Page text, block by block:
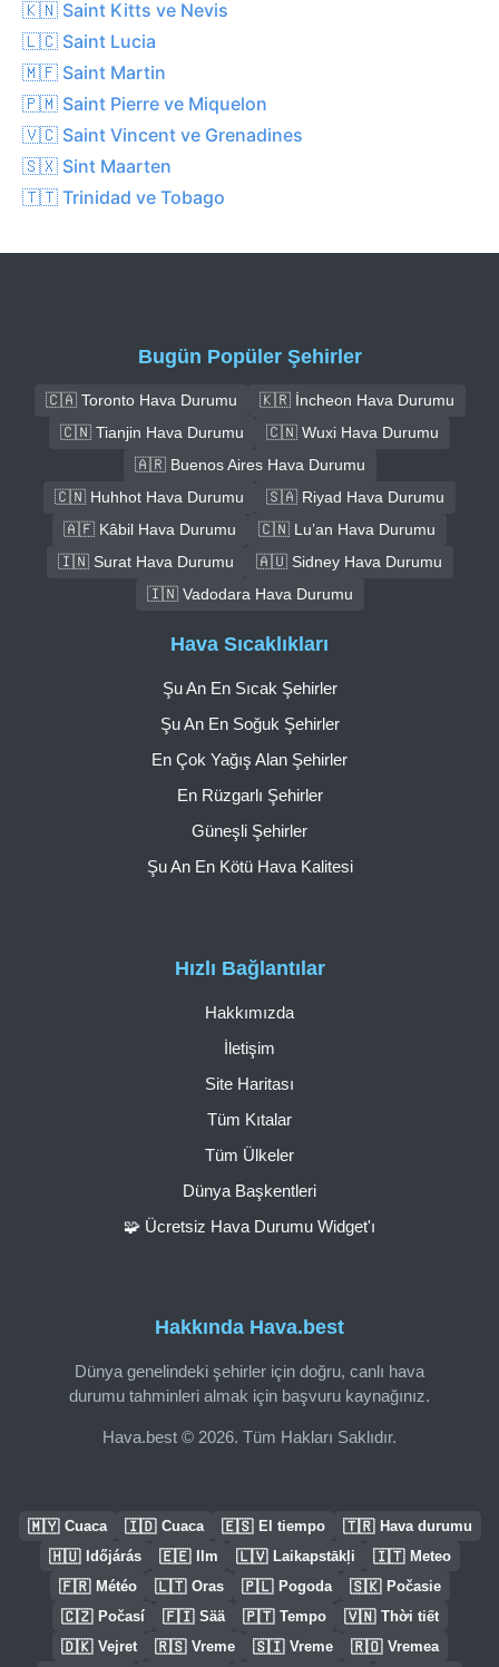
🇰🇳 Saint Kitts ve Nevis
🇱🇨 Saint Lucia
🇲🇫 Saint Martin
🇵🇲 Saint Pierre ve Miquelon
🇻🇨 Saint Vincent ve Grenadines
🇸🇽 Sint Maarten
🇹🇹 Trinidad ve Tobago
Bugün Popüler Şehirler
🇨🇦 Toronto Hava Durumu
🇰🇷 İncheon Hava Durumu
🇨🇳 Tianjin Hava Durumu
🇨🇳 Wuxi Hava Durumu
🇦🇷 Buenos Aires Hava Durumu
🇨🇳 Huhhot Hava Durumu
🇸🇦 Riyad Hava Durumu
🇦🇫 Kâbil Hava Durumu
🇨🇳 Lu’an Hava Durumu
🇮🇳 Surat Hava Durumu
🇦🇺 Sidney Hava Durumu
🇮🇳 Vadodara Hava Durumu
Hakkında Hava.best
Dünya genelindeki şehirler için doğru, canlı hava
durumu tahminleri almak için başvuru kaynağınız.
Hava.best © 2026. Tüm Hakları Saklıdır.
Hızlı Bağlantılar
Hakkımızda
İletişim
Site Haritası
Tüm Kıtalar
Tüm Ülkeler
Dünya Başkentleri
🧩 Ücretsiz Hava Durumu Widget'ı
Hava Sıcaklıkları
Şu An En Sıcak Şehirler
Şu An En Soğuk Şehirler
En Çok Yağış Alan Şehirler
En Rüzgarlı Şehirler
Güneşli Şehirler
Şu An En Kötü Hava Kalitesi
🇲🇾 Cuaca 🇮🇩 Cuaca 🇪🇸 El tiempo 🇹🇷 Hava durumu
🇭🇺 Időjárás 🇪🇪 Ilm 🇱🇻 Laikapstākļi 🇮🇹 Meteo
🇫🇷 Météo 🇱🇹 Oras 🇵🇱 Pogoda 🇸🇰 Počasie
🇨🇿 Počasí 🇫🇮 Sää 🇵🇹 Tempo 🇻🇳 Thời tiết
🇩🇰 Vejret 🇷🇸 Vreme 🇸🇮 Vreme 🇷🇴 Vremea